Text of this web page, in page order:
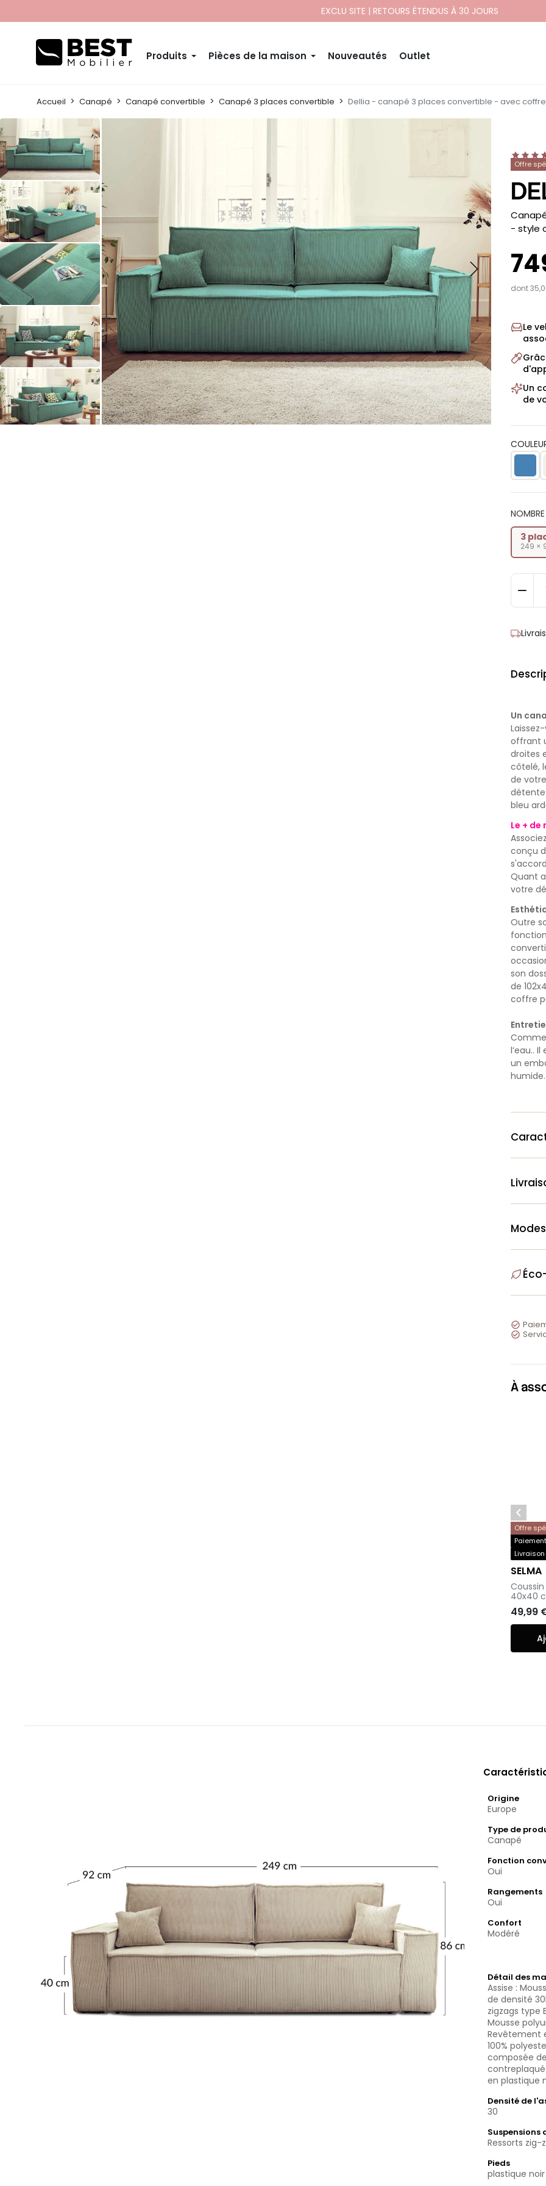
EXCLU SITE | RETOURS ÉTENDUS À 30 JOURS
Produits Pièces de la maison Nouveautés Outlet
Accueil Canapé Canapé convertible Canapé 3 places convertible Dellia - canapé 3 places convertible - avec
Offre
-
- style
dont
Le
Un
de
3
249 ×
Un
offrant
droites
côtelé,
de
détente
bleu
Le +
conçu
Quant
votre
Outre
son
de
coffre
l’eau..
un
humide.


À
Offre
SELMA
-
40x40
49,99

Origine
Europe
Type de
Canapé
Fonction
Oui
Rangements
Oui
Confort
Modéré
Détail des
Assise :
de densité
zigzags type
Mousse
Revêtement
100%
composée
en plastique
Densité de
30
Suspensions
Ressorts zig-
Pieds
plastique noir